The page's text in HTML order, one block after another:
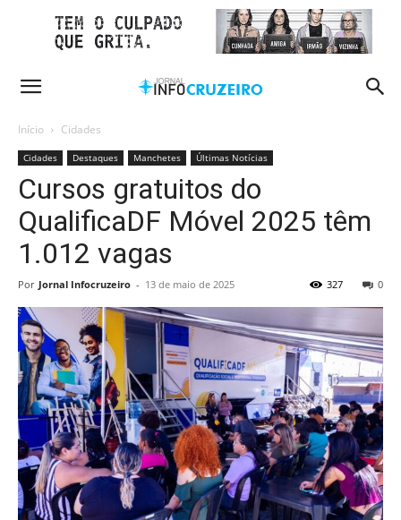
Início Cidades
Cidades Destaques Manchetes Últimas Notícias
Cursos gratuitos do
QualificaDF Móvel 2025 têm
1.012 vagas
Por Jornal Infocruzeiro - 13 de maio de 2025 0
327